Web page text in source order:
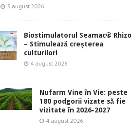
5 august 2026
Biostimulatorul Seamac® Rhizo
– Stimulează creșterea
culturilor!
4 august 2026
Nufarm Vine în Vie: peste
180 podgorii vizate să fie
vizitate în 2026-2027
4 august 2026